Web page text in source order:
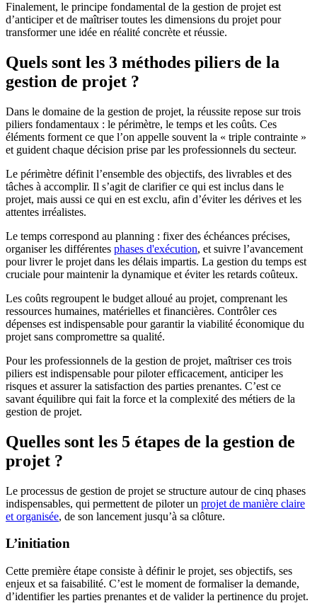
Finalement, le principe fondamental de la gestion de projet est
d’anticiper et de maîtriser toutes les dimensions du projet pour
transformer une idée en réalité concrète et réussie.
Quels sont les 3 méthodes piliers de la
gestion de projet ?
Dans le domaine de la gestion de projet, la réussite repose sur trois
piliers fondamentaux : le périmètre, le temps et les coûts. Ces
éléments forment ce que l’on appelle souvent la « triple contrainte »
et guident chaque décision prise par les professionnels du secteur.
Le périmètre définit l’ensemble des objectifs, des livrables et des
tâches à accomplir. Il s’agit de clarifier ce qui est inclus dans le
projet, mais aussi ce qui en est exclu, afin d’éviter les dérives et les
attentes irréalistes.
Le temps correspond au planning : fixer des échéances précises,
organiser les différentes phases d'exécution, et suivre l’avancement
pour livrer le projet dans les délais impartis. La gestion du temps est
cruciale pour maintenir la dynamique et éviter les retards coûteux.
Les coûts regroupent le budget alloué au projet, comprenant les
ressources humaines, matérielles et financières. Contrôler ces
dépenses est indispensable pour garantir la viabilité économique du
projet sans compromettre sa qualité.
Pour les professionnels de la gestion de projet, maîtriser ces trois
piliers est indispensable pour piloter efficacement, anticiper les
risques et assurer la satisfaction des parties prenantes. C’est ce
savant équilibre qui fait la force et la complexité des métiers de la
gestion de projet.
Quelles sont les 5 étapes de la gestion de
projet ?
Le processus de gestion de projet se structure autour de cinq phases
indispensables, qui permettent de piloter un projet de manière claire
et organisée, de son lancement jusqu’à sa clôture.
L’initiation
Cette première étape consiste à définir le projet, ses objectifs, ses
enjeux et sa faisabilité. C’est le moment de formaliser la demande,
d’identifier les parties prenantes et de valider la pertinence du projet.